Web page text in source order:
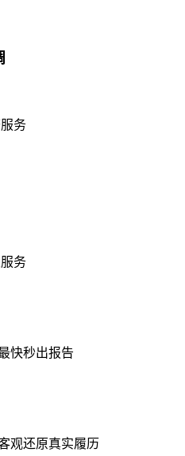
务
务
快秒出报告
观还原真实履历